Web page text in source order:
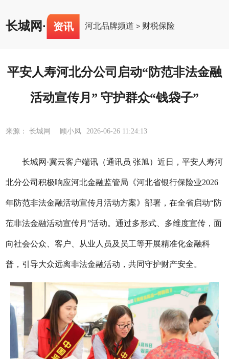
长城网· 资讯 河北品牌频道 > 财税保险
平安人寿河北分公司启动“防范非法金融
活动宣传月” 守护群众“钱袋子”
来源： 长城网 顾小凤 2026-06-26 11:24:13
长城网·冀云客户端讯（通讯员 张旭）近日，平安人寿河
北分公司积极响应河北金融监管局《河北省银行保险业2026
年防范非法金融活动宣传月活动方案》部署，在全省启动“防
范非法金融活动宣传月”活动。通过多形式、多维度宣传，面
向社会公众、客户、从业人员及员工等开展精准化金融科
普，引导大众远离非法金融活动，共同守护财产安全。